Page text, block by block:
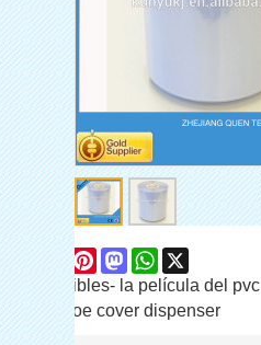
ShareFacebook
PinterestMastodonWhatsApp
Consumibles- la película del pvc
Quen shoe cover dispenser